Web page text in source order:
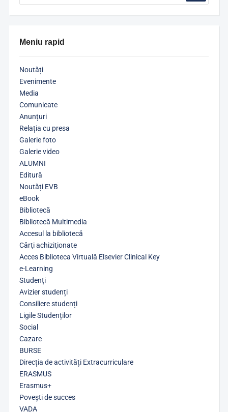
Meniu rapid
Noutăți
Evenimente
Media
Comunicate
Anunțuri
Relația cu presa
Galerie foto
Galerie video
ALUMNI
Editură
Noutăți EVB
eBook
Bibliotecă
Bibliotecă Multimedia
Accesul la bibliotecă
Cărţi achiziţionate
Acces Biblioteca Virtuală Elsevier Clinical Key
e-Learning
Studenți
Avizier studenți
Consiliere studenți
Ligile Studenților
Social
Cazare
BURSE
Direcția de activități Extracurriculare
ERASMUS
Erasmus+
Povești de succes
VADA